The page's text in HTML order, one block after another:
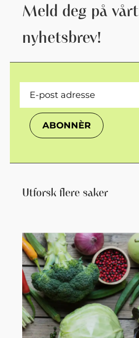
Meld deg på vårt
nyhetsbrev!
ABONNÈR
Utforsk flere saker